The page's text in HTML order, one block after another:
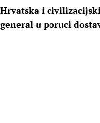
Hrvatska i
general u poruci